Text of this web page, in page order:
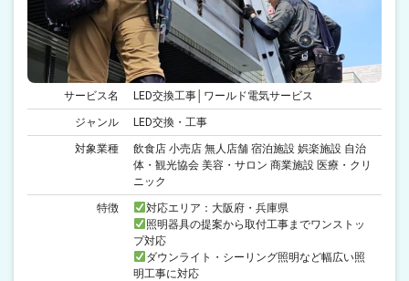
サービス名 LED交換工事│ワールド電気サービス
ジャンル LED交換・工事
対象業種
飲食店 小売店 無人店舗 宿泊施設 娯楽施設 自治
体・観光協会 美容・サロン 商業施設 医療・クリ
ニック
特徴
対応エリア：大阪府・兵庫県
照明器具の提案から取付工事までワンストッ
プ対応
ダウンライト・シーリング照明など幅広い照
明工事に対応